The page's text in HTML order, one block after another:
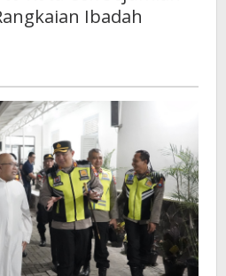
Sejumlah
Ibadah
Paskah
Aman
Ibadah